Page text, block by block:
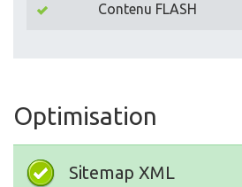
Contenu FLASH
Optimisation
Sitemap XML